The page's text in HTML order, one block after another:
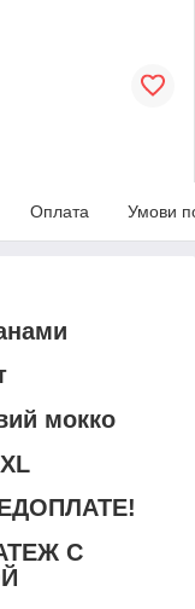
Оплата Умови
мокко
С